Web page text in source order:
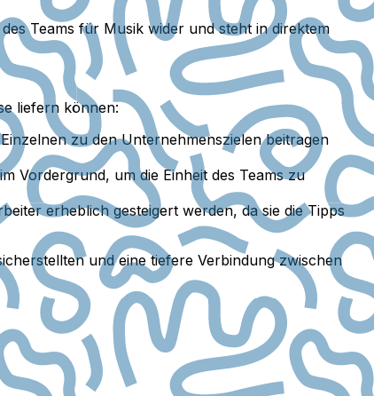
Teams für Musik wider und steht in direktem
liefern können:
zu den Unternehmenszielen beitragen
Vordergrund, um die Einheit des Teams zu
erheblich gesteigert werden, da sie die Tipps
und eine tiefere Verbindung zwischen